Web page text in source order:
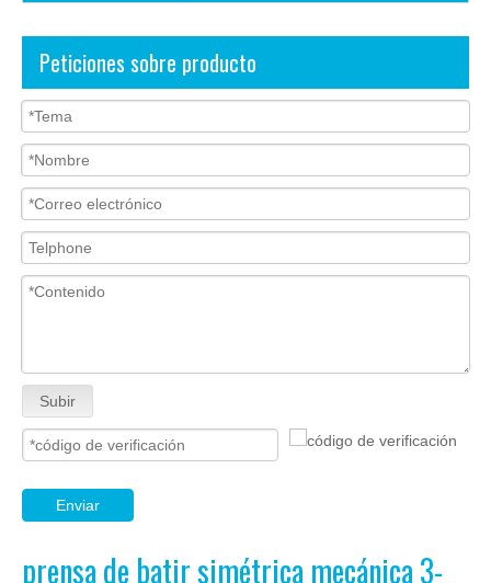
Peticiones sobre producto
Subir
Enviar
prensa de batir simétrica mecánica 3-